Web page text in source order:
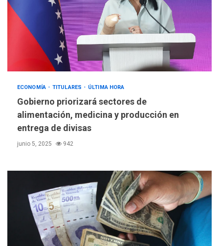
ECONOMÍA TITULARES ÚLTIMA HORA
Gobierno priorizará sectores de
alimentación, medicina y producción en
entrega de divisas
junio 5, 2025 942